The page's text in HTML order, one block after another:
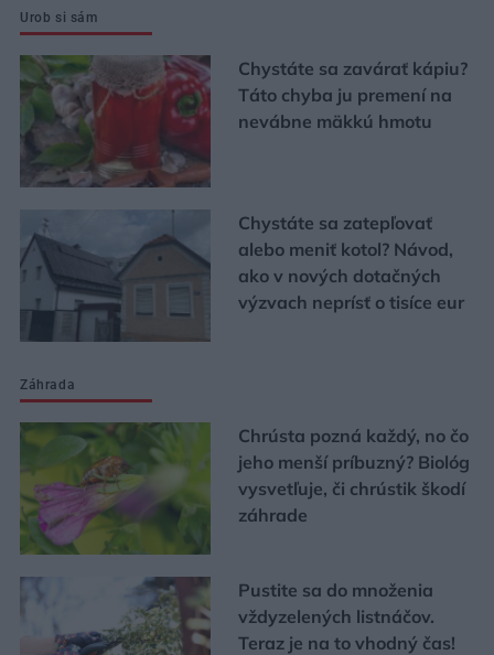
Urob si sám
Chystáte sa zavárať kápiu?
Táto chyba ju premení na
nevábne mäkkú hmotu
Chystáte sa zatepľovať
alebo meniť kotol? Návod,
ako v nových dotačných
výzvach neprísť o tisíce eur
Záhrada
Chrústa pozná každý, no čo
jeho menší príbuzný? Biológ
vysvetľuje, či chrústik škodí
záhrade
Pustite sa do množenia
vždyzelených listnáčov.
Teraz je na to vhodný čas!